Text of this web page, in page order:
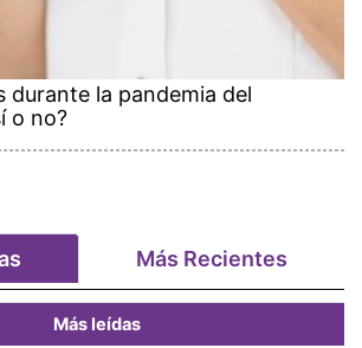
durante la pandemia del
o no?
Más Recientes
Más leídas